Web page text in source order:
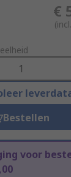
€
Bestellen
voor